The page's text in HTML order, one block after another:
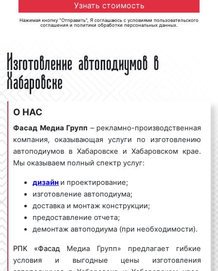
Нажимая кнопку "Отправить", Я соглашаюсь с условиями пользовательского
соглашения и политики обработки персональных данных
Изготовление автоподиумов в
Хабаровске
О НАС
Фасад Медиа Групп – рекламно-производственная
компания, оказывающая услуги по изготовлению
автоподиумов в Хабаровске и Хабаровском крае.
Мы оказываем полный спектр услуг:
дизайн и проектирование;
изготовление автоподиума;
доставка и монтаж конструкции;
предоставление отчета;
демонтаж автоподиума (при необходимости).
РПК «Фасад Медиа Групп» предлагает гибкие
условия и выгодные цены изготовления